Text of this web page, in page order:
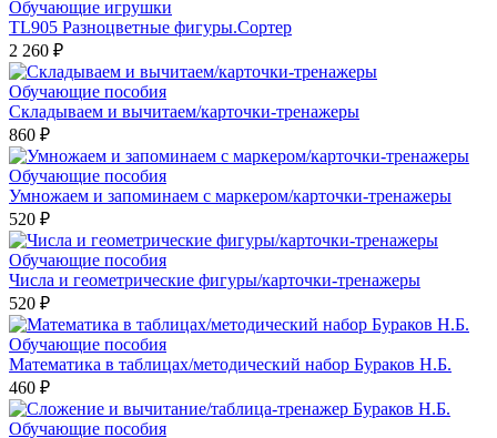
Обучающие игрушки
TL905 Разноцветные фигуры.Сортер
2 260 ₽
Обучающие пособия
Складываем и вычитаем/карточки-тренажеры
860 ₽
Обучающие пособия
Умножаем и запоминаем с маркером/карточки-тренажеры
520 ₽
Обучающие пособия
Числа и геометрические фигуры/карточки-тренажеры
520 ₽
Обучающие пособия
Математика в таблицах/методический набор Бураков Н.Б.
460 ₽
Обучающие пособия